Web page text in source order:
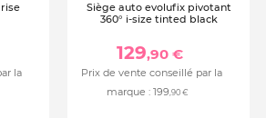
la
Siège auto evolufix pivotant
360° i-size tinted black
129,90 €
Prix de vente conseillé par la
marque : 199,90 €